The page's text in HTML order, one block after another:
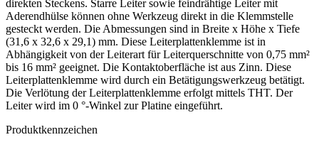
direkten Steckens. Starre Leiter sowie feindrähtige Leiter mit
Aderendhülse können ohne Werkzeug direkt in die Klemmstelle
gesteckt werden. Die Abmessungen sind in Breite x Höhe x Tiefe
(31,6 x 32,6 x 29,1) mm. Diese Leiterplattenklemme ist in
Abhängigkeit von der Leiterart für Leiterquerschnitte von 0,75 mm²
bis 16 mm² geeignet. Die Kontaktoberfläche ist aus Zinn. Diese
Leiterplattenklemme wird durch ein Betätigungswerkzeug betätigt.
Die Verlötung der Leiterplattenklemme erfolgt mittels THT. Der
Leiter wird im 0 °-Winkel zur Platine eingeführt.
Produktkennzeichen